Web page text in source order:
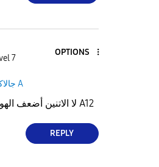
7
OPTIONS
جالاكسى A
لا الاتنين أضعف الهواتف هتدعم حتس سامسونج A12
REPLY